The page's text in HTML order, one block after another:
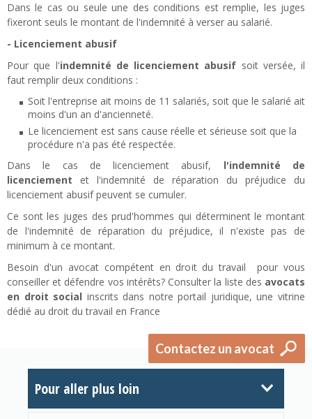
Dans le cas ou seule une des conditions est remplie, les juges
fixeront seuls le montant de l'indemnité à verser au salarié.
- Licenciement abusif
Pour que l'indemnité de licenciement abusif soit versée, il
faut remplir deux conditions :
Soit l'entreprise ait moins de 11 salariés, soit que le salarié ait
moins d'un an d'ancienneté.
Le licenciement est sans cause réelle et sérieuse soit que la
procédure n'a pas été respectée.
Dans le cas de licenciement abusif, l'indemnité de
licenciement
et l'indemnité de réparation du préjudice du
licenciement abusif peuvent se cumuler.
Ce sont les juges des prud'hommes qui déterminent le montant
de l'indemnité de réparation du préjudice, il n'existe pas de
minimum à ce montant.
Besoin d'un avocat compétent en droit du travail pour vous
conseiller et défendre vos intérêts? Consulter la liste des avocats
en droit social inscrits dans notre portail juridique, une vitrine
dédié au droit du travail en France
Contactez un avocat
Pour aller plus loin